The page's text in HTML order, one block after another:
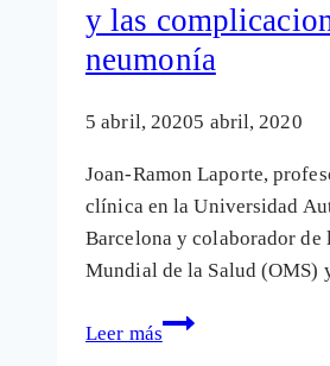
y las
neumonía
5 abril, 20205 abril, 2020
Joan-Ramon Laporte,
clínica en la Universidad
Barcelona y colaborador de
Mundial de la Salud
Leer más
Covid-